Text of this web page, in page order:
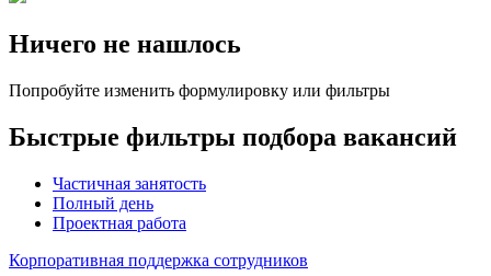
Ничего не нашлось
Попробуйте изменить формулировку или фильтры
Быстрые фильтры подбора вакансий
Частичная занятость
Полный день
Проектная работа
Корпоративная поддержка сотрудников